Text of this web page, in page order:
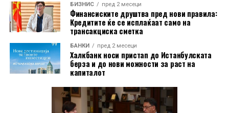
БИЗНИС пред 2 месеци
Финансиските друштва пред нови правила:
Кредитите ќе се исплаќаат само на
трансакциска сметка
БАНКИ пред 2 месеци
Халкбанк носи пристап до Истанбулската
берза и до нови можности за раст на
капиталот